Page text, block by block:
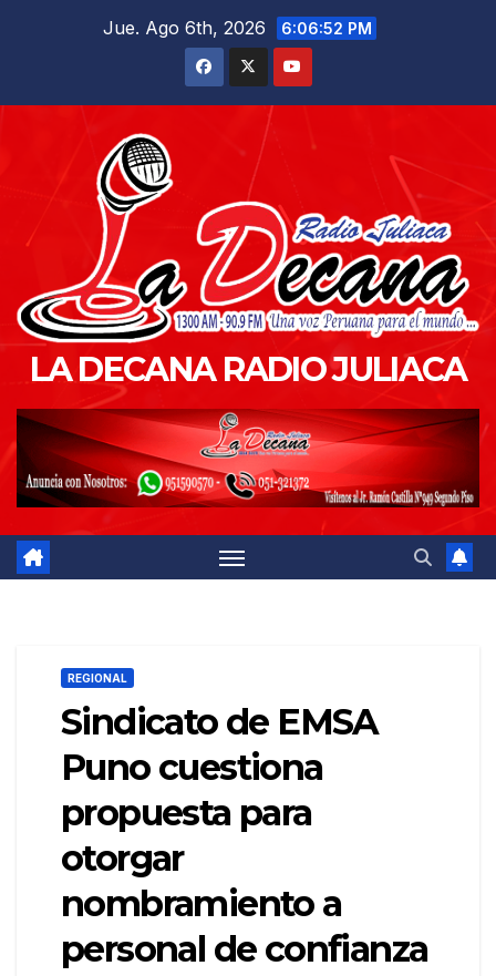
Jue. Ago 6th, 2026 6:06:54 PM
LA DECANA RADIO JULIACA
REGIONAL
Sindicato de EMSA
Puno cuestiona
propuesta para
otorgar
nombramiento a
personal de confianza